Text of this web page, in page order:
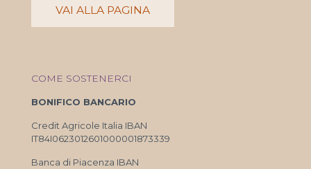
VAI ALLA PAGINA
COME SOSTENERCI
BONIFICO BANCARIO
Credit Agricole Italia IBAN
IT84I0623012601000001873339
Banca di Piacenza IBAN